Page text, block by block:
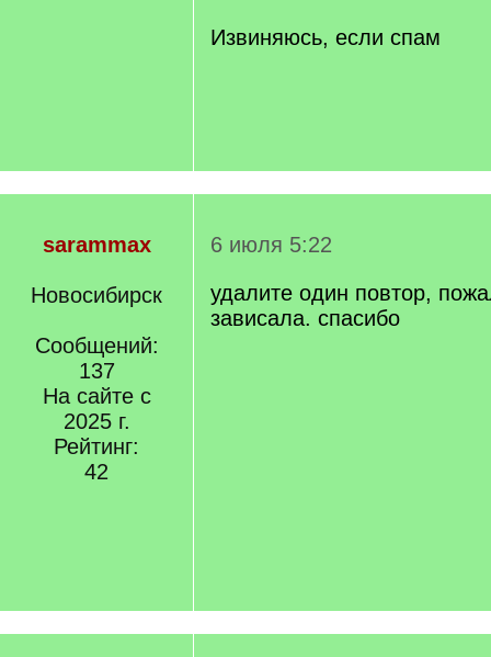
Извиняюсь, если спам
sarammax
Новосибирск
Сообщений:
137
На сайте с
2025 г.
Рейтинг:
42
6 июля 5:22
удалите один повтор,
зависала. спасибо